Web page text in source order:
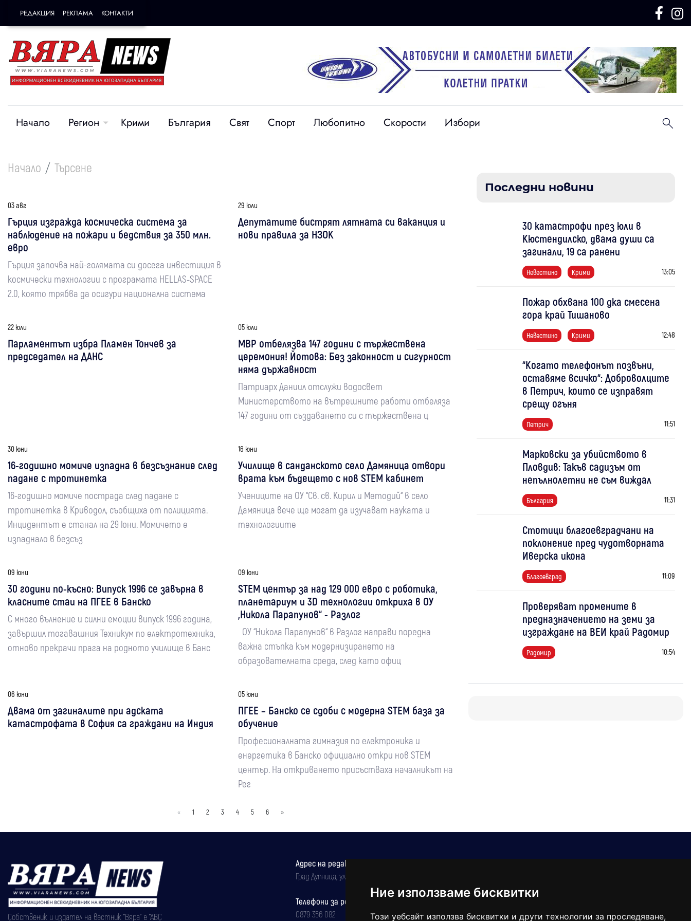
Ние използваме бисквитки
Този уебсайт използва бисквитки и други технологии за проследяване,
РЕДАКЦИЯ РЕКЛАМА КОНТАКТИ
Начало Регион Крими България Свят Спорт Любопитно Скорости Избори
Начало Търсене
03 авг
Гърция изгражда космическа система за
наблюдение на пожари и бедствия за 350 млн.
евро
Гърция започва най-голямата си досега инвестиция в
космически технологии с програмата HELLAS-SPACE
2.0, която трябва да осигури национална система
29 юли
Депутатите бистрят лятната си ваканция и
нови правила за НЗОК
22 юли
Парламентът избра Пламен Тончев за
председател на ДАНС
05 юли
МВР отбелязва 147 години с тържествена
церемония! Йотова: Без законност и сигурност
няма държавност
Патриарх Даниил отслужи водосвет
Министерството на вътрешните работи отбеляза
147 години от създаването си с тържествена ц
30 юни
16-годишно момиче изпадна в безсъзнание след
падане с тротинетка
16-годишно момиче пострада след падане с
тротинетка в Криводол, съобщиха от полицията.
Инцидентът е станал на 29 юни. Момичето е
изпаднало в безсъз
16 юни
Училище в санданското село Дамяница отвори
врата към бъдещето с нов STEM кабинет
Учениците на ОУ “Св. св. Кирил и Методий“ в село
Дамяница вече ще могат да изучават науката и
технологиите
09 юни
30 години по-късно: Випуск 1996 се завърна в
класните стаи на ПГЕЕ в Банско
С много вълнение и силни емоции випуск 1996 година,
завършил тогавашния Техникум по електротехника,
отново прекрачи прага на родното училище в Банс
09 юни
STEM център за над 129 000 евро с роботика,
планетариум и 3D технологии откриха в ОУ
„Никола Парапунов“ - Разлог
ОУ “Никола Парапунов“ в Разлог направи поредна
важна стъпка към модернизирането на
образователната среда, след като офиц
06 юни
Двама от загиналите при адската
катастрофата в София са граждани на Индия
05 юни
ПГЕЕ – Банско се сдоби с модерна STEM база за
обучение
Професионалната гимназия по електроника и
енергетика в Банско официално откри нов STEM
център. На откриването присъстваха началникът на
Рег
« 1 2 3 4 5 6 »
Последни новини
30 катастрофи през юли в
Кюстендилско, двама души са
загинали, 19 са ранени
Невестино Крими 13:05
Пожар обхвана 100 дка смесена
гора край Тишаново
Невестино Крими 12:48
“Когато телефонът позвъни,
оставяме всичко“: Доброволците
в Петрич, които се изправят
срещу огъня
Петрич 11:51
Марковски за убийството в
Пловдив: Такъв садизъм от
непълнолетни не съм виждал
България 11:31
Стотици благоевградчани на
поклонение пред чудотворната
Иверска икона
Благоевград 11:09
Проверяват промените в
предназначението на земи за
изграждане на ВЕИ край Радомир
Радомир 10:54
Собственик и издател на вестник "Вяра" е "АВС
Адрес на редакцията
Град Дупница, ул.''Христо Ботев" 43
Телефони за реклама и абонаменти
0879 356 082
balgarkanews@gmail.com